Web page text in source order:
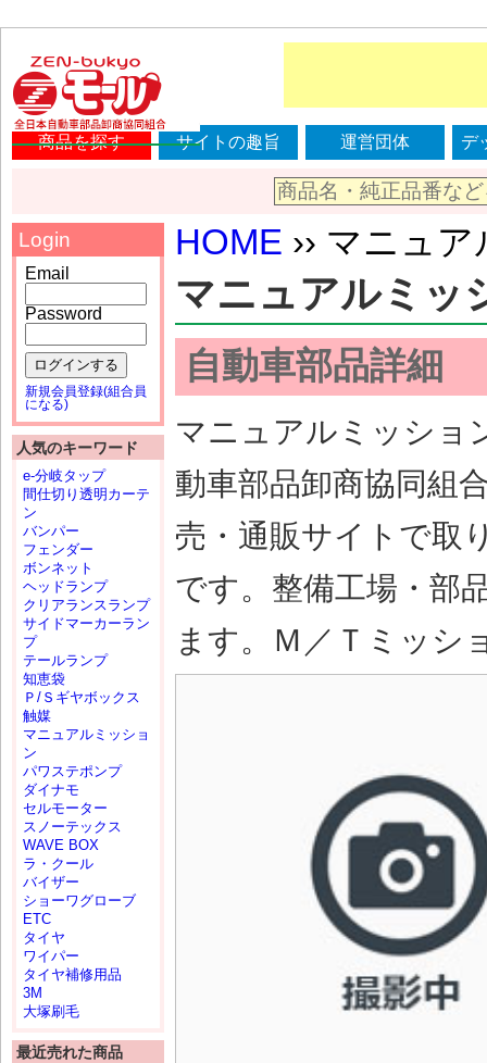
商品を探す サイトの趣旨 運営団体 デ
HOME ›› マニュ
マニュアルミッ
自動車部品詳細
マニュアルミッショ
動車部品卸商協同組
売・通販サイトで取
です。整備工場・部
ます。Ｍ／Ｔミッシ
Login
Email
Password
ログインする
新規会員登録(組合員
になる)
人気のキーワード
e-分岐タップ
間仕切り透明カーテ
ン
バンパー
フェンダー
ボンネット
ヘッドランプ
クリアランスランプ
サイドマーカーラン
プ
テールランプ
知恵袋
Ｐ/Ｓギヤボックス
触媒
マニュアルミッショ
ン
パワステポンプ
ダイナモ
セルモーター
スノーテックス
WAVE BOX
ラ・クール
バイザー
ショーワグローブ
ETC
タイヤ
ワイパー
タイヤ補修用品
3M
大塚刷毛
最近売れた商品